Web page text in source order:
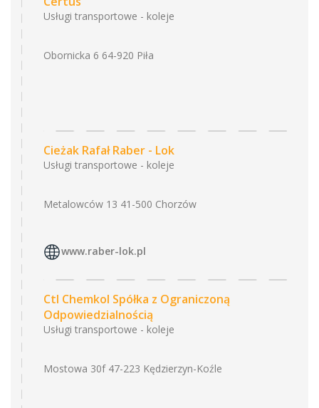
Usługi transportowe - koleje
Obornicka 6 64-920 Piła
Cieżak Rafał Raber - Lok
Usługi transportowe - koleje
Metalowców 13 41-500 Chorzów
www.raber-lok.pl
Ctl Chemkol Spółka z Ograniczoną
Odpowiedzialnością
Usługi transportowe - koleje
Mostowa 30f 47-223 Kędzierzyn-Koźle